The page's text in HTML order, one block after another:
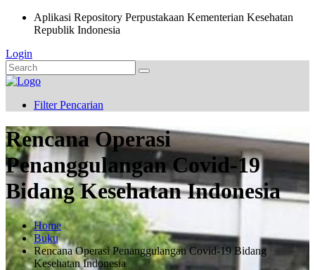
Aplikasi Repository Perpustakaan Kementerian Kesehatan
Republik Indonesia
Login
Filter Pencarian
Rencana Operasi
Penanggulangan Covid-19
Bidang Kesehatan Indonesia
Home
Buku
Rencana Operasi Penanggulangan Covid-19 Bidang
Kesehatan Indonesia